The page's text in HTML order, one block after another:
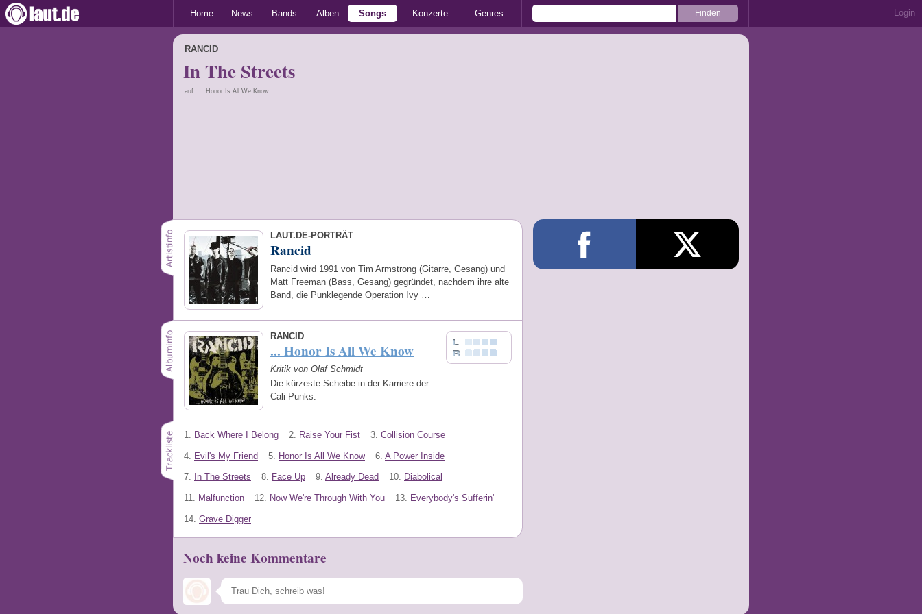
Home News Bands Alben Songs Konzerte Genres Login
RANCID
In The Streets
auf: ... Honor Is All We Know
LAUT.DE-PORTRÄT
Rancid
Rancid wird 1991 von Tim Armstrong (Gitarre, Gesang) und
Matt Freeman (Bass, Gesang) gegründet, nachdem ihre alte
Band, die Punklegende Operation Ivy …
RANCID
... Honor Is All We Know
Kritik von Olaf Schmidt
Die kürzeste Scheibe in der Karriere der
Cali-Punks.
1. Back Where I Belong 2. Raise Your Fist 3. Collision Course
4. Evil's My Friend 5. Honor Is All We Know 6. A Power Inside
7. In The Streets 8. Face Up 9. Already Dead 10. Diabolical
11. Malfunction 12. Now We're Through With You 13. Everybody's Sufferin'
14. Grave Digger
Noch keine Kommentare